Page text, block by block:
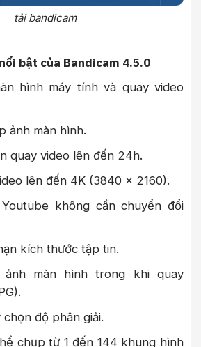
tải bandicam
bật của Bandicam 4.5.0
hình máy tính và quay video
ảnh màn hình.
quay video lên đến 24h.
lên đến 4K (3840 x 2160).
không cần chuyển đổi
kích thước tập tin.
màn hình trong khi quay
độ phân giải.
chụp từ 1 đến 144 khung hình